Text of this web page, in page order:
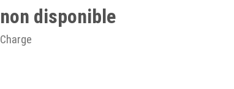
non disponible
Charge